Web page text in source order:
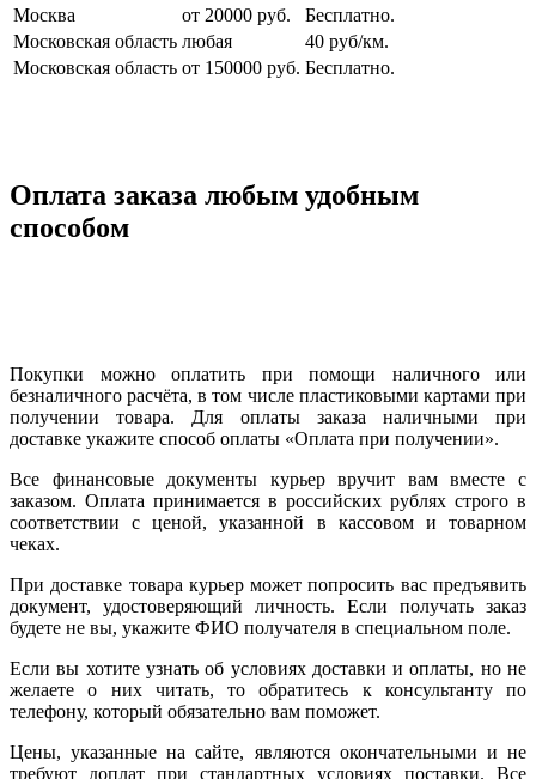
Москва
от 20000 руб.
Бесплатно.
Московская область любая
40 руб/км.
Московская область от 150000 руб. Бесплатно.
Оплата заказа любым удобным
способом
Покупки можно оплатить при помощи наличного или
безналичного расчёта, в том числе пластиковыми картами при
получении товара. Для оплаты заказа наличными при
доставке укажите способ оплаты «Оплата при получении».
Все финансовые документы курьер вручит вам вместе с
заказом. Оплата принимается в российских рублях строго в
соответствии с ценой, указанной в кассовом и товарном
чеках.
При доставке товара курьер может попросить вас предъявить
документ, удостоверяющий личность. Если получать заказ
будете не вы, укажите ФИО получателя в специальном поле.
Если вы хотите узнать об условиях доставки и оплаты, но не
желаете о них читать, то обратитесь к консультанту по
телефону, который обязательно вам поможет.
Цены, указанные на сайте, являются окончательными и не
требуют доплат при стандартных условиях поставки. Все